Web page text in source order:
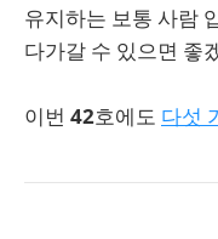
유지하는 보통 사람
다가갈 수 있으면 좋
이번 42호에도 다섯